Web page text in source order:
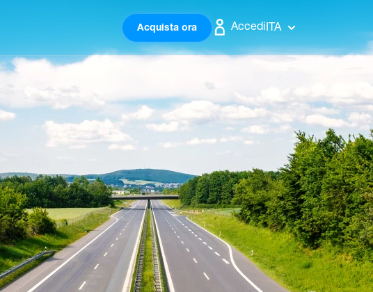
Acquista ora AccediITA